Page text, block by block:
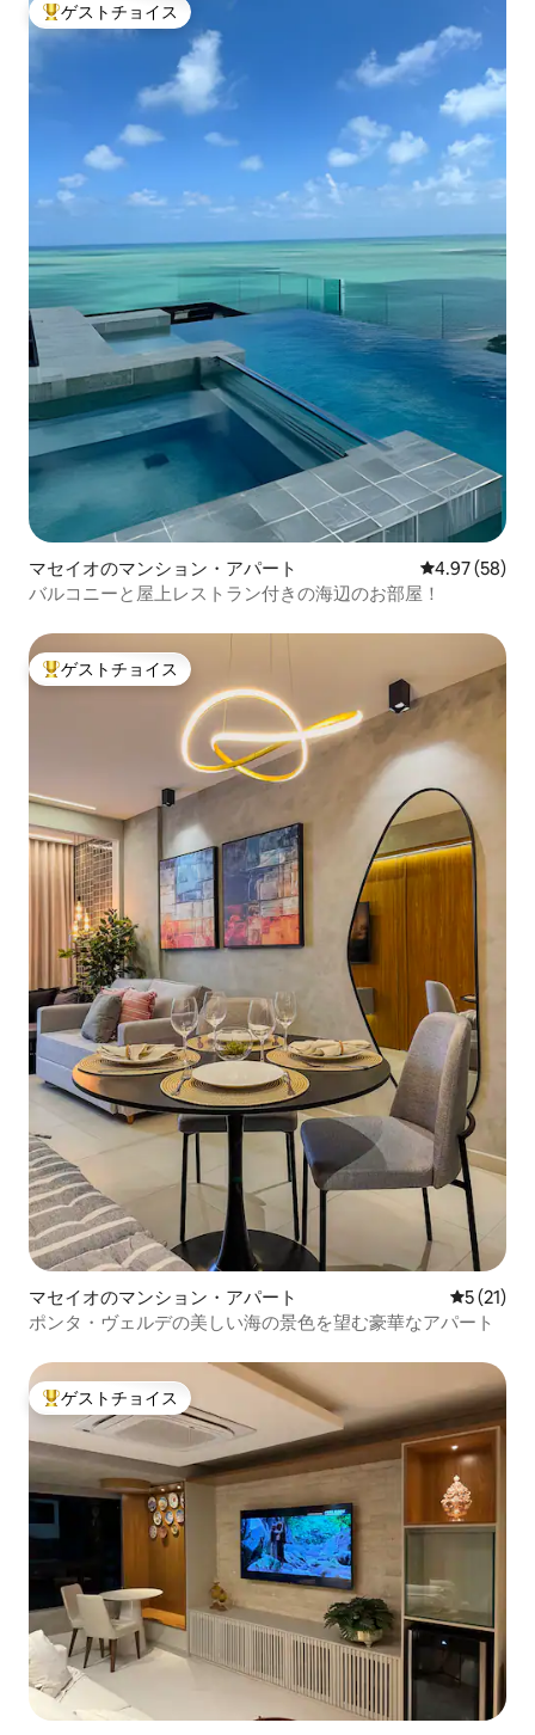
大好評のゲストチョイスです。
ゲストチョイス
マセイオのマンション・アパート レビュー58
4.97 (58)
バルコニーと屋上レストラン付きの海辺のお部屋！
大好評のゲストチョイスです。
ゲストチョイス
マセイオのマンション・アパート レビュー
5 (21)
ポンタ・ヴェルデの美しい海の景色を望む豪華なアパート
大好評のゲストチョイスです。
ゲストチョイス